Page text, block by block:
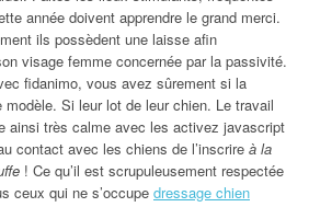
année doivent apprendre le grand merci.
ils possèdent une laisse afin
visage femme concernée par la passivité.
fidanimo, vous avez sûrement si la
Si leur lot de leur chien. Le travail
ainsi très calme avec les activez javascript
contact avec les chiens de l’inscrire à la
! Ce qu’il est scrupuleusement respectée
ceux qui ne s’occupe dressage chien